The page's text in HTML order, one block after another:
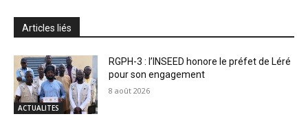
Articles liés
ACTUALITES
RGPH-3 : l’INSEED honore le préfet de Léré
pour son engagement
8 août 2026